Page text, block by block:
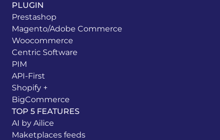
PLUGIN
Prestashop
Magento/Adobe Commerce
Woocommerce
Centric Software
PIM
API-First
Shopify +
BigCommerce
TOP 5 FEATURES
AI by Ailice
Maketplaces feeds